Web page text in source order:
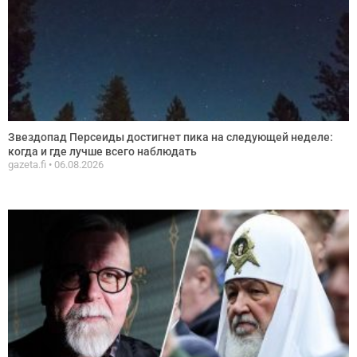
Звездопад Персеиды достигнет пика на следующей неделе:
когда и где лучше всего наблюдать
gazeta.fi 06.08.2026